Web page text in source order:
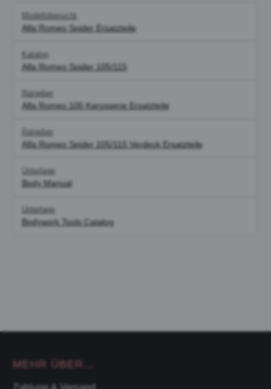
Modellübersicht
Alfa Romeo Spider Ersatzteile
Katalog
Alfa Romeo Spider 105/115
Ratgeber
Alfa Romeo 105 Karosserie Ersatzteile
Ratgeber
Alfa Romeo Spider 105/115 Verdeck Ersatzteile
Unterlage
Body Manual
Unterlage
Bodywork Tools Catalog
MEHR ÜBER...